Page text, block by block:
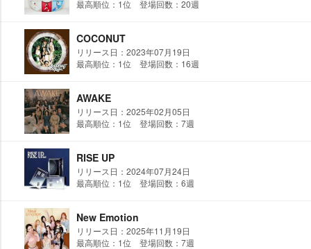
最高順位：1位 登場回数：20週
COCONUT
リリース日：2023年07月19日
最高順位：1位 登場回数：16週
AWAKE
リリース日：2025年02月05日
最高順位：1位 登場回数：7週
RISE UP
リリース日：2024年07月24日
最高順位：1位 登場回数：6週
New Emotion
リリース日：2025年11月19日
最高順位：1位 登場回数：7週